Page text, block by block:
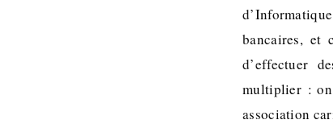
bancaires, et
d’effectuer
multiplier : on
association